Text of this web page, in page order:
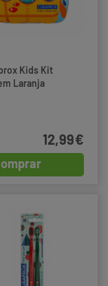
Kids Kit
Laranja
12,99€